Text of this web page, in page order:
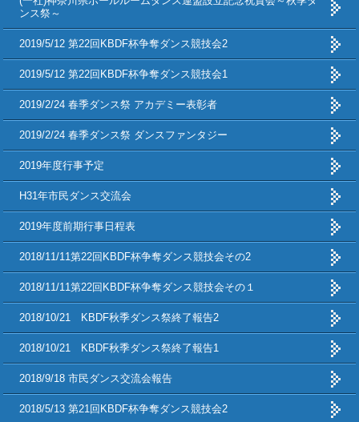
ンス祭～
2019/5/12 第22回KBDF杯争奪ダンス競技会2
2019/5/12 第22回KBDF杯争奪ダンス競技会1
2019/2/24 春季ダンス祭 アカデミー表彰者
2019/2/24 春季ダンス祭 ダンスファンタジー
2019年度行事予定
H31年市民ダンス交流会
2019年度前期行事日程表
2018/11/11第22回KBDF杯争奪ダンス競技会その2
2018/11/11第22回KBDF杯争奪ダンス競技会その１
2018/10/21 KBDF秋季ダンス祭終了報告2
2018/10/21 KBDF秋季ダンス祭終了報告1
2018/9/18 市民ダンス交流会報告
2018/5/13 第21回KBDF杯争奪ダンス競技会2